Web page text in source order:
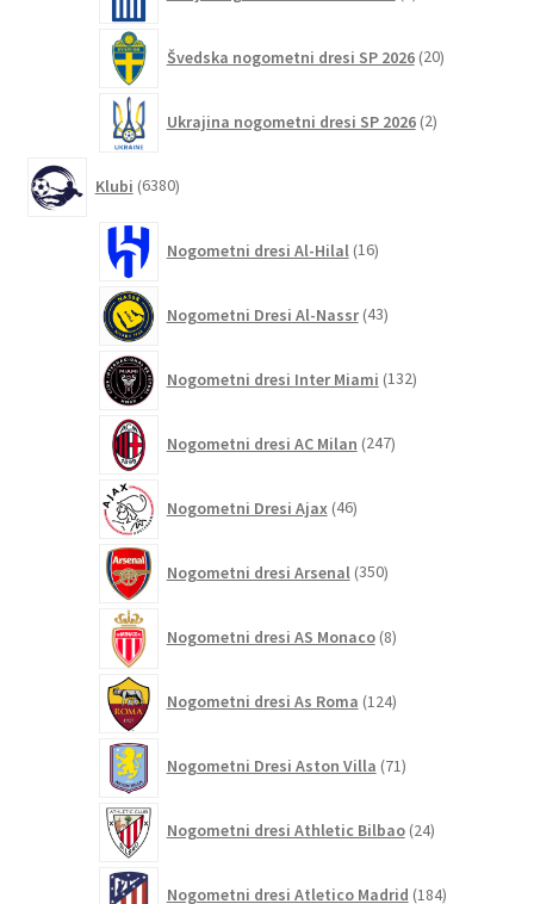
Švedska nogometni dresi SP 2026 20izdelkov
Ukrajina nogometni dresi SP 2026 2izdelka
Klubi 6380izdelkov
Nogometni dresi Al-Hilal 16izdelkov
Nogometni Dresi Al-Nassr 43izdelkov
Nogometni dresi Inter Miami 132izdelkov
Nogometni dresi AC Milan 247izdelkov
Nogometni Dresi Ajax 46izdelkov
Nogometni dresi Arsenal 350izdelkov
Nogometni dresi AS Monaco 8izdelkov
Nogometni dresi As Roma 124izdelkov
Nogometni Dresi Aston Villa 71izdelkov
Nogometni dresi Athletic Bilbao 24izdelkov
Nogometni dresi Atletico Madrid 184